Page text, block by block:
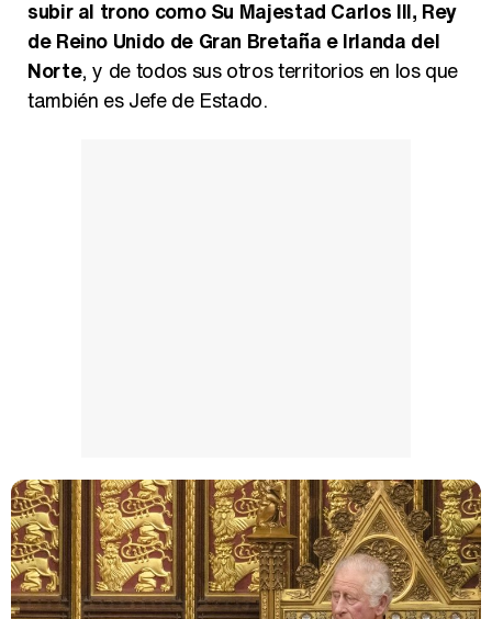
subir al trono como Su Majestad Carlos III, Rey
de Reino Unido de Gran Bretaña e Irlanda del
Norte, y de todos sus otros territorios en los que
también es Jefe de Estado.